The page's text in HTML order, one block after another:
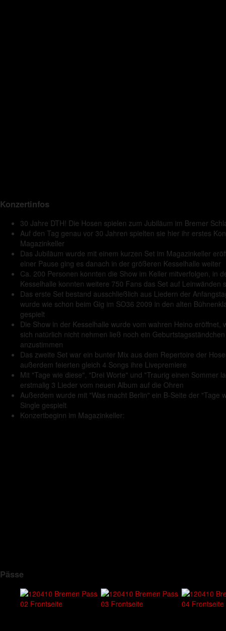
Konzertinfos
30 Jahre DTH! Die Hosen spielen zum Jubiläum im Bremer
Auf den Tag genau vor 30 Jahren spielten sie hier ihr erstes
Magazinkeller
Das Jubiläum wurde mit einem kurzen Set im Magazinkeller
einer Pause ging es danach in der größeren Kesselhalle weiter
Ca. 200 Personen konnten die Show im Keller mitverfolgen, in
Kesselhalle konnten weitere 750 Fans das Set auf Leinwänden
Das erste Set bestand ausschließlich aus Liedern der
wurde wie schon beim Gig im SO36 2009 in den alten
gespielt
Die Show in der Kesselhalle wurde vom wahren Heino eröffnet,
sich natürlich nicht nehmen ließ noch ein Geburtstagsständchen
anzustimmen
Das zweite Set war ein bunter Mix aus dem Repertoire der
außerdem feierten gleich 4 Songs ihre Livepremiere
Mit "Tage wie diese", "Drei Worte" und "Traurig einen Sommer
erstmalig 3 Lieder vom neuen Album auf die Ohren
Außerdem wurde mit "Was macht Berlin" ein B-Seite der "Tage
Single gespielt
Konzertbeginn im Magazinkeller:
Pässe